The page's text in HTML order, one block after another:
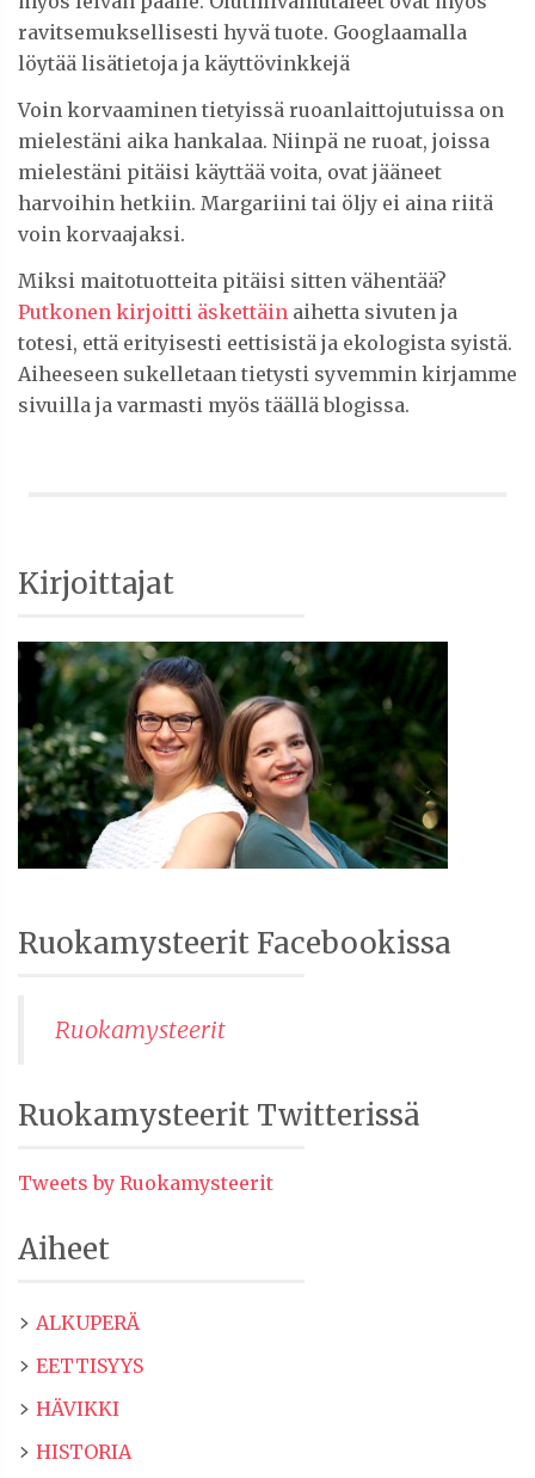
ravitsemuksellisesti hyvä tuote. Googlaamalla
löytää lisätietoja ja käyttövinkkejä
Voin korvaaminen tietyissä ruoanlaittojutuissa on
mielestäni aika hankalaa. Niinpä ne ruoat, joissa
mielestäni pitäisi käyttää voita, ovat jääneet
harvoihin hetkiin. Margariini tai öljy ei aina riitä
voin korvaajaksi.
Miksi maitotuotteita pitäisi sitten vähentää?
Putkonen kirjoitti äskettäin aihetta sivuten ja
totesi, että erityisesti eettisistä ja ekologista syistä.
Aiheeseen sukelletaan tietysti syvemmin kirjamme
sivuilla ja varmasti myös täällä blogissa.
Sidebar
Kirjoittajat
Ruokamysteerit Facebookissa
Ruokamysteerit
Ruokamysteerit Twitterissä
Tweets by Ruokamysteerit
Aiheet
ALKUPERÄ
EETTISYYS
HÄVIKKI
HISTORIA